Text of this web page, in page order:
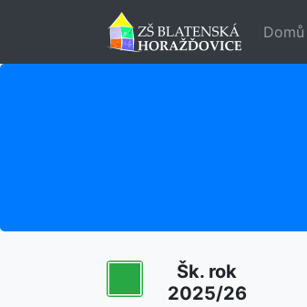
Domů
Šk. rok
2025/26